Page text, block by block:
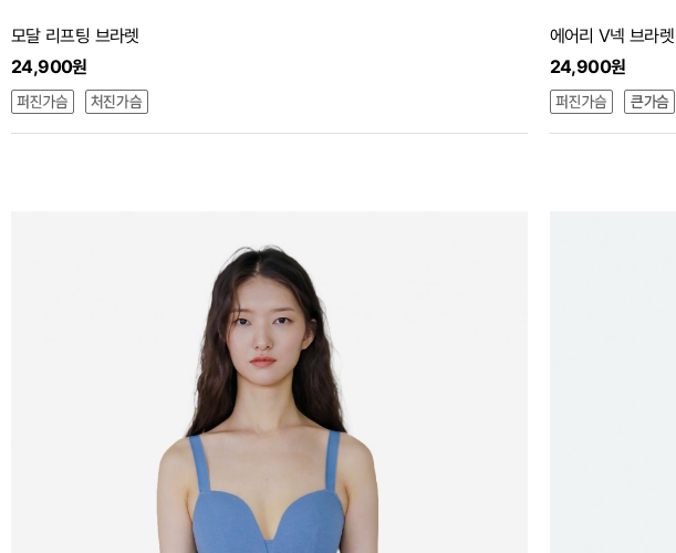
모달 리프팅 브라렛
24,900원
에어리 V넥 브라렛
24,900원